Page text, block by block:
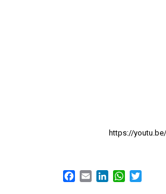
https://
Facebook
Email LinkedInWhatsApp